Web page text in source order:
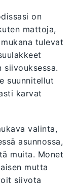
on
mattoja,
tulevat
suunnitellut
karvat
valinta,
asunnossa,
muita. Monet
mutta
siivota